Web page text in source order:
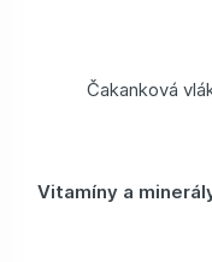
Čakanková
Vitamíny a